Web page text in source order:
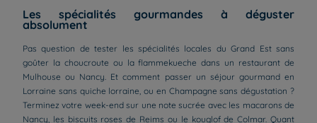
Les spécialités gourmandes à déguster
absolument
Pas question de tester les spécialités locales du Grand Est sans
goûter la choucroute ou la flammekueche dans un restaurant de
Mulhouse ou Nancy. Et comment passer un séjour gourmand en
Lorraine sans quiche lorraine, ou en Champagne sans dégustation ?
Terminez votre week-end sur une note sucrée avec les macarons de
Nancy, les biscuits roses de Reims ou le kouglof de Colmar. Quant